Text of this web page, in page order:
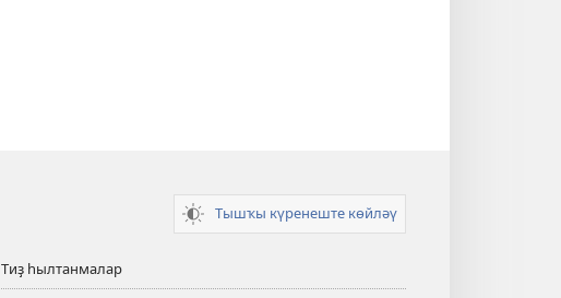
Тышҡы күренеште көйләү
Тиҙ һылтанмалар